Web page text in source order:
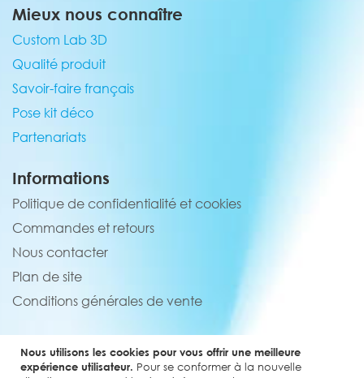
Nous utilisons les cookies pour vous offrir une meilleure
expérience utilisateur. Pour se conformer à la nouvelle
Mieux nous connaître
Custom Lab 3D
Qualité produit
Savoir-faire français
Pose kit déco
Partenariats
Informations
Politique de confidentialité et cookies
Commandes et retours
Nous contacter
Plan de site
Conditions générales de vente
Service client
02 44 84 90 44